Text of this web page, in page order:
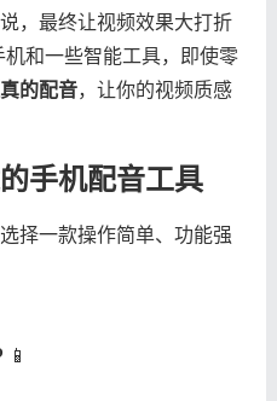
，最终让视频效果大打折
和一些智能工具，即使零
的配音​​，让你的视频质感
手机配音工具
择一款操作简单、功能强
​ 📱